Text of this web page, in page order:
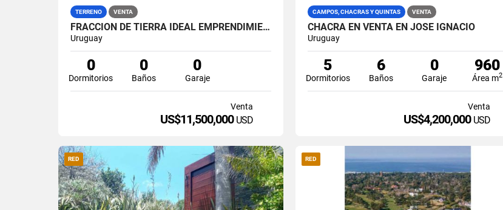
TERRENO VENTA
FRACCION DE TIERRA IDEAL EMPRENDIMIENTO EN RINCON DEL INDIO
Uruguay
0
Dormitorios
0
Baños
0
Garaje
Venta
US$11,500,000 USD
CAMPOS, CHACRAS Y QUINTAS VENTA
CHACRA EN VENTA EN JOSE IGNACIO
Uruguay
5
Dormitorios
6
Baños
0
Garaje
960
Área m2
Venta
US$4,200,000 USD
RED RED